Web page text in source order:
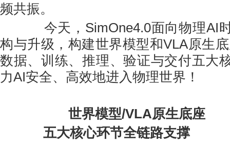
频共振。
今天，SimOne4.0面向物理AI
构与升级，构建世界模型和VLA原生
数据、训练、推理、验证与交付五大
力AI安全、高效地进入物理世界！
世界模型/VLA原生底座
五大核心环节全链路支撑